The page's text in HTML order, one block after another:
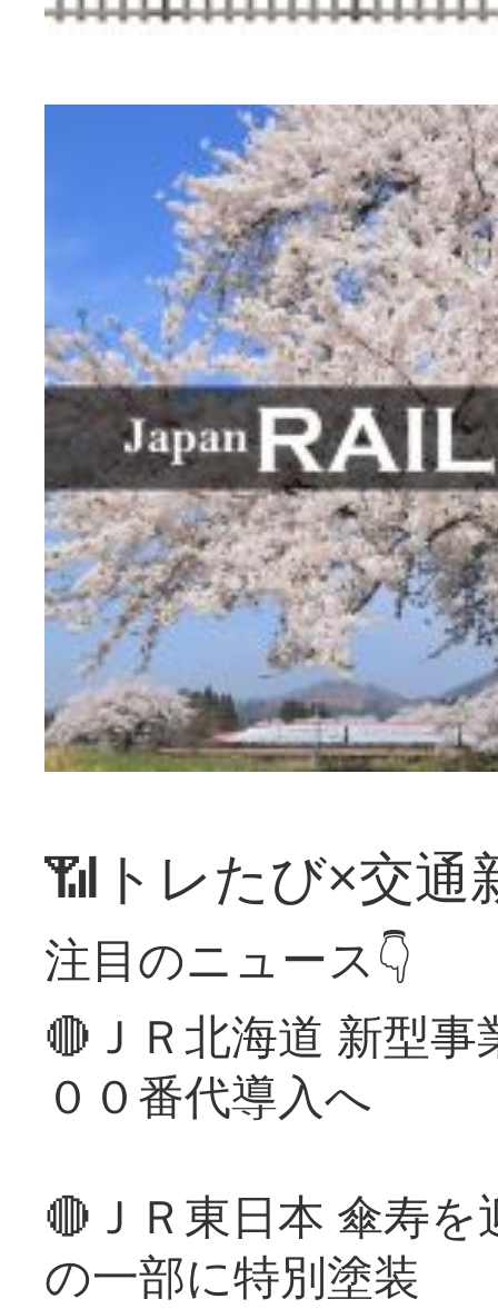
📶トレたび×交通
注目のニュース👇
🔴ＪＲ北海道 新型
００番代導入へ
🔴ＪＲ東日本 傘寿
の一部に特別塗装